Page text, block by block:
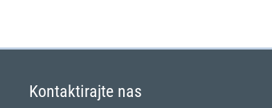
Kontaktirajte nas